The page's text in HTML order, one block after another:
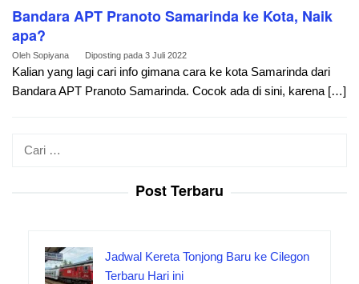
Bandara APT Pranoto Samarinda ke Kota, Naik
apa?
Oleh Sopiyana Diposting pada 3 Juli 2022
Kalian yang lagi cari info gimana cara ke kota Samarinda dari
Bandara APT Pranoto Samarinda. Cocok ada di sini, karena […]
Cari
Post Terbaru
Jadwal Kereta Tonjong Baru ke Cilegon
Terbaru Hari ini